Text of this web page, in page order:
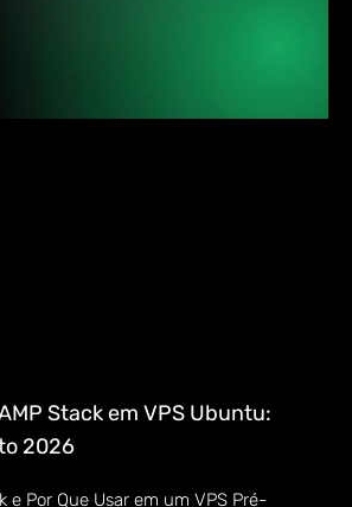
Stack em VPS Ubuntu:
2026
e Por Que Usar em um VPS Pré-